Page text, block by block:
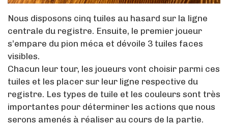
Nous disposons cinq tuiles au hasard sur la ligne
centrale du registre. Ensuite, le premier joueur
s’empare du pion méca et dévoile 3 tuiles faces
visibles.
Chacun leur tour, les joueurs vont choisir parmi ces
tuiles et les placer sur leur ligne respective du
registre. Les types de tuile et les couleurs sont très
importantes pour déterminer les actions que nous
serons amenés à réaliser au cours de la partie.